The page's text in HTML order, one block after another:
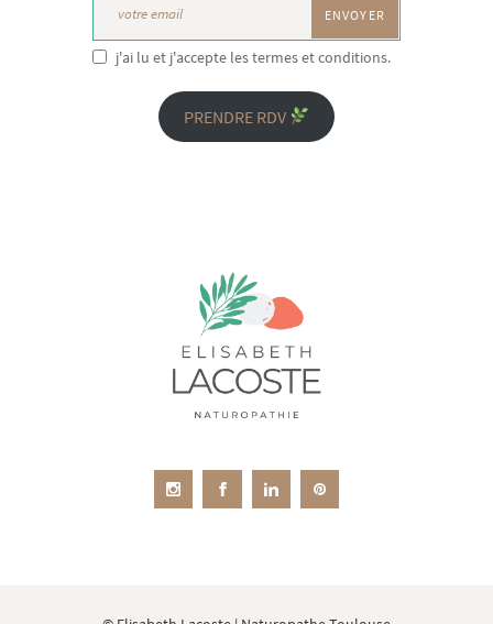
j'ai lu et j'accepte les termes et conditions.
PRENDRE RDV